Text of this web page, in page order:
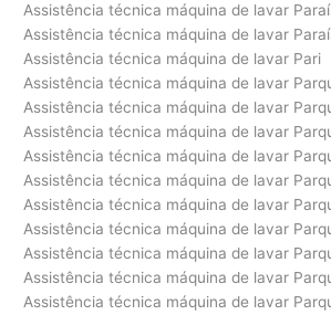
Assistência técnica máquina de lavar
Assistência técnica máquina de lavar
Assistência técnica máquina de lavar Pari
Assistência técnica máquina de lavar
Assistência técnica máquina de lavar
Assistência técnica máquina de lavar
Assistência técnica máquina de lavar
Assistência técnica máquina de lavar
Assistência técnica máquina de lavar
Assistência técnica máquina de lavar
Assistência técnica máquina de lavar
Assistência técnica máquina de lavar
Assistência técnica máquina de lavar